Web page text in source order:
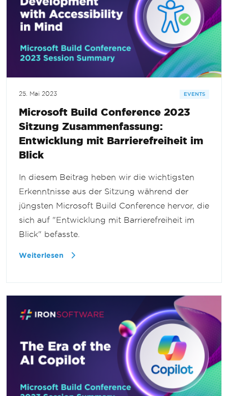
25. Mai 2023 EVENTS
Microsoft Build Conference 2023
Sitzung Zusammenfassung:
Entwicklung mit Barrierefreiheit im
Blick
In diesem Beitrag heben wir die wichtigsten
Erkenntnisse aus der Sitzung während der
jüngsten Microsoft Build Conference hervor, die
sich auf "Entwicklung mit Barrierefreiheit im
Blick" befasste.
Weiterlesen